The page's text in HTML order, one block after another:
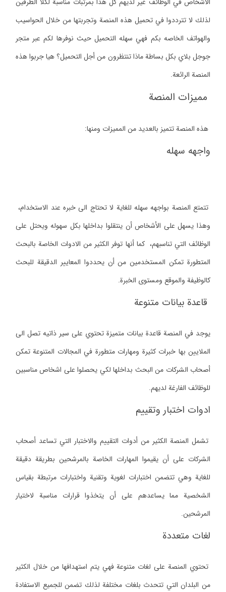
لذلك لا تترددوا في تحميل هذه المنصة وتجربتها من خلال الحواسيب
والهواتف الخاصه بكم فهي سهله التحميل حيث نوفرها لكم عبر متجر
جوجل بلاي بكل بساطة ماذا تنتظرون من أجل التحميل؟ هيا جربوا هذه
المنصة الرائعة.
مميزات المنصة
هذه المنصة تتميز بالعديد من المميزات ومنها:
واجهه سهله
تتمتع المنصة بواجهه سهله للغاية لا تحتاج الى خبره عند الاستخدام،
وهذا يسهل على الأشخاص أن ينتقلوا بداخلها بكل سهوله ويحتل على
الوظائف التي تناسبهم، كما أنها توفر الكثير من الادوات الخاصة بالبحث
المتطورة تمكن المستخدمين من أن يحددوا المعايير الدقيقة للبحث
كالوظيفة والموقع ومستوى الخبرة.
قاعدة بيانات متنوعة
يوجد في المنصة قاعدة بيانات متميزة تحتوي على سير ذاتيه تصل الى
الملايين بها خبرات كثيرة ومهارات متطورة في المجالات المتنوعة تمكن
أصحاب الشركات من البحث بداخلها لكي يحصلوا على اشخاص مناسبين
للوظائف الفارغة لديهم.
ادوات اختبار وتقييم
تشمل المنصة الكثير من أدوات التقييم والاختبار التي تساعد أصحاب
الشركات على أن يقيموا المهارات الخاصة بالمرشحين بطريقة دقيقة
للغاية وهي تتضمن اختبارات لغوية وتقنية واختبارات مرتبطة بقياس
الشخصية مما يساعدهم على أن يتخذوا قرارات مناسبة لاختيار
المرشحين.
لغات متعددة
تحتوي المنصة على لغات متنوعة فهي يتم استهدافها من خلال الكثير
من البلدان التي تتحدث بلغات مختلفة لذلك تضمن للجميع الاستفادة